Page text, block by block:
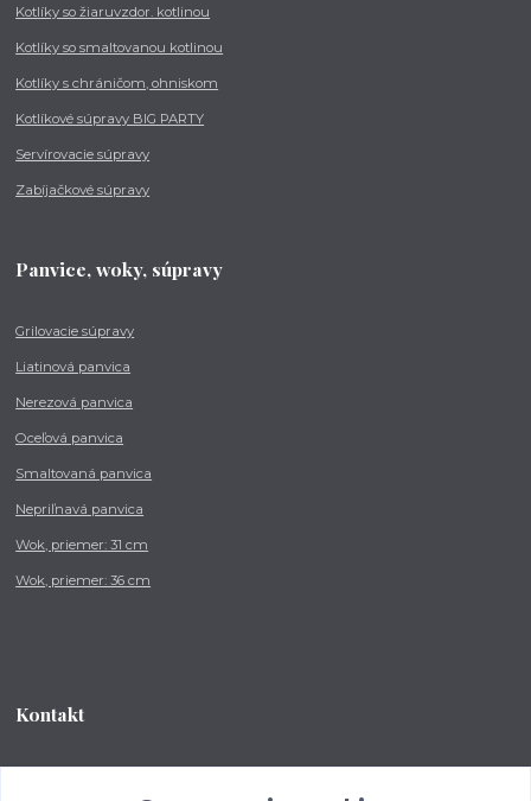
Kotlíky so žiaruvzdor. kotlinou
Kotlíky so smaltovanou kotlinou
Kotlíky s chráničom, ohniskom
Kotlíkové súpravy BIG PARTY
Servírovacie súpravy
Zabíjačkové súpravy
Panvice, woky, súpravy
Grilovacie súpravy
Liatinová panvica
Nerezová panvica
Oceľová panvica
Smaltovaná panvica
Nepriľnavá panvica
Wok, priemer: 31 cm
Wok, priemer: 36 cm
Kontakt